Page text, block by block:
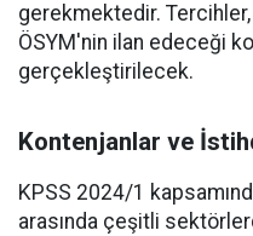
gerekmektedir.
ÖSYM'nin ilan edeceği
gerçekleştirilecek.
Kontenjanlar ve
KPSS 2024/1
arasında çeşitli